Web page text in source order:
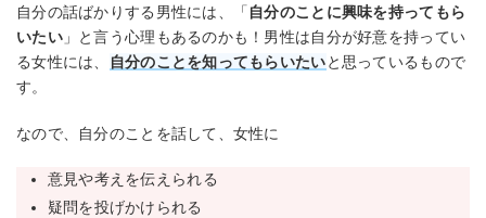
自分の話ばかりする男性には、「 自分のことに興味を持ってもら
いたい」と言う心理もあるのかも！男性は自分が好意を持ってい
る女性には、
自分のことを知ってもらいたいと思っているもので
す。
なので、自分のことを話して、女性に
意見や考えを伝えられる
疑問を投げかけられる